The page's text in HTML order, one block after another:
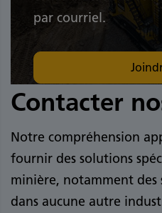
par courriel.
Contacter
Notre compréhension
fournir des solutions
minière, notamment des
dans aucune autre